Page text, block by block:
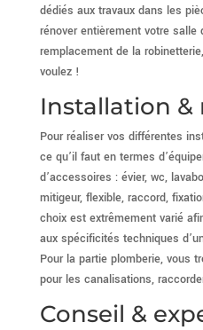
dédiés aux travaux dans les
rénover entièrement votre salle
remplacement de la
voulez !
Installation
Pour réaliser vos différentes
ce qu’il faut en termes
d’accessoires : évier, wc,
mitigeur, flexible, raccord,
choix est extrêmement varié
aux spécificités techniques
Pour la partie plomberie, vous
pour les canalisations,
Conseil &